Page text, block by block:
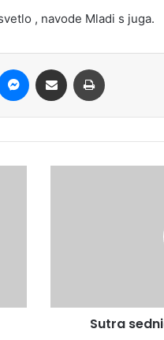
, navode Mladi s juga.
Messenger
Share via Email
Sutra